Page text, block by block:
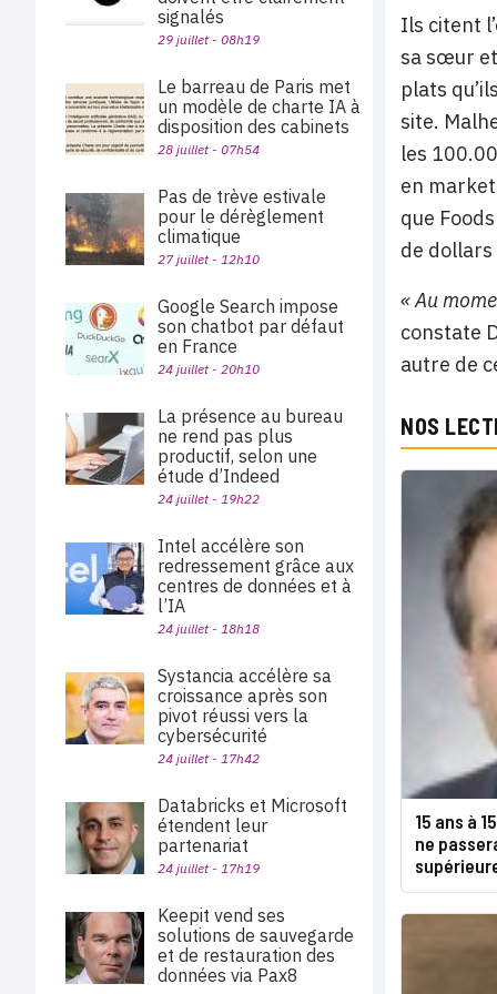
Ils citent
sa sœur
plats
site.
les
en
que
de
« Au
constate
autre de
NOS
15 ans à
ne
signalés
29 juillet - 08h19
Le barreau de Paris met
un modèle de charte IA à
disposition des cabinets
28 juillet - 07h54
Pas de trève estivale
pour le dérèglement
climatique
27 juillet - 12h10
Google Search impose
son chatbot par défaut
en France
24 juillet - 20h10
La présence au bureau
ne rend pas plus
productif, selon une
étude d’Indeed
24 juillet - 19h22
Intel accélère son
redressement grâce aux
centres de données et à
l’IA
24 juillet - 18h18
Systancia accélère sa
croissance après son
pivot réussi vers la
cybersécurité
24 juillet - 17h42
Databricks et Microsoft
étendent leur
partenariat
24 juillet - 17h19
Keepit vend ses
solutions de sauvegarde
et de restauration des
données via Pax8